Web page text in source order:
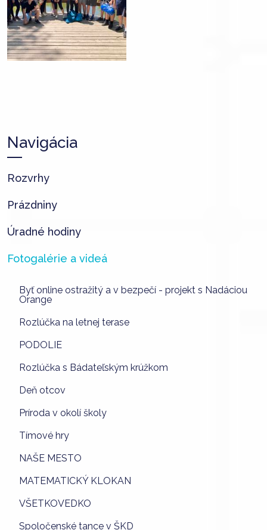
Navigácia
Rozvrhy
Prázdniny
Úradné hodiny
Fotogalérie a videá
Byť online ostražitý a v bezpečí - projekt s Nadáciou
Orange
Rozlúčka na letnej terase
PODOLIE
Rozlúčka s Bádateľským krúžkom
Deň otcov
Príroda v okolí školy
Tímové hry
NAŠE MESTO
MATEMATICKÝ KLOKAN
VŠETKOVEDKO
Spoločenské tance v ŠKD